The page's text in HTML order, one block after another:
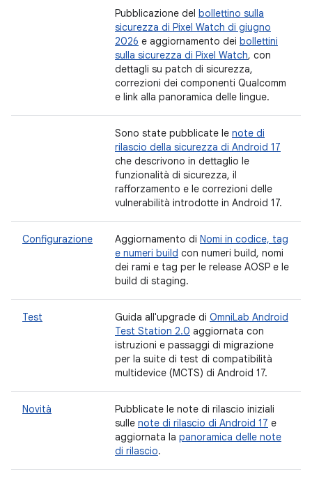
Pubblicazione del bollettino sulla
sicurezza di Pixel Watch di giugno
2026 e aggiornamento dei bollettini
sulla sicurezza di Pixel Watch, con
dettagli su patch di sicurezza,
correzioni dei componenti Qualcomm
e link alla panoramica delle lingue.
Sono state pubblicate le note di
rilascio della sicurezza di Android 17
che descrivono in dettaglio le
funzionalità di sicurezza, il
rafforzamento e le correzioni delle
vulnerabilità introdotte in Android 17.
Configurazione Aggiornamento di Nomi in codice, tag
e numeri build con numeri build, nomi
dei rami e tag per le release AOSP e le
build di staging.
Test Guida all'upgrade di OmniLab Android
Test Station 2.0 aggiornata con
istruzioni e passaggi di migrazione
per la suite di test di compatibilità
multidevice (MCTS) di Android 17.
Novità
Pubblicate le note di rilascio iniziali
sulle note di rilascio di Android 17 e
aggiornata la panoramica delle note
di rilascio.